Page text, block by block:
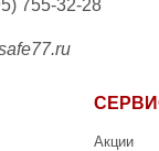
755-32-28
Акции